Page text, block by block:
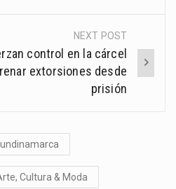
NEXT POST
control en la cárcel
extorsiones desde
prisión
Cultura & Moda